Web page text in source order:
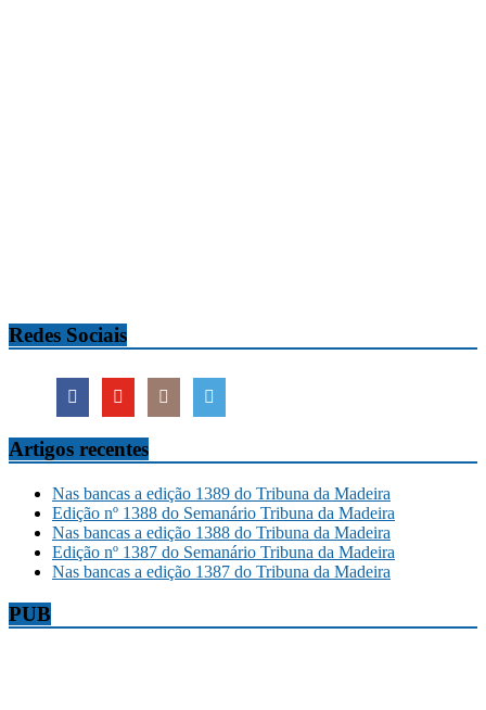
Redes Sociais
Artigos recentes
Nas bancas a edição 1389 do Tribuna da Madeira
Edição nº 1388 do Semanário Tribuna da Madeira
Nas bancas a edição 1388 do Tribuna da Madeira
Edição nº 1387 do Semanário Tribuna da Madeira
Nas bancas a edição 1387 do Tribuna da Madeira
PUB